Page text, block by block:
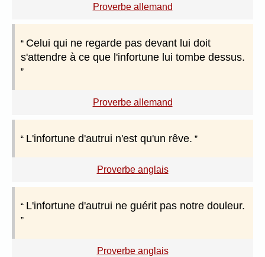
Proverbe allemand
Celui qui ne regarde pas devant lui doit
s'attendre à ce que l'infortune lui tombe dessus.
Proverbe allemand
L'infortune d'autrui n'est qu'un rêve.
Proverbe anglais
L'infortune d'autrui ne guérit pas notre douleur.
Proverbe anglais